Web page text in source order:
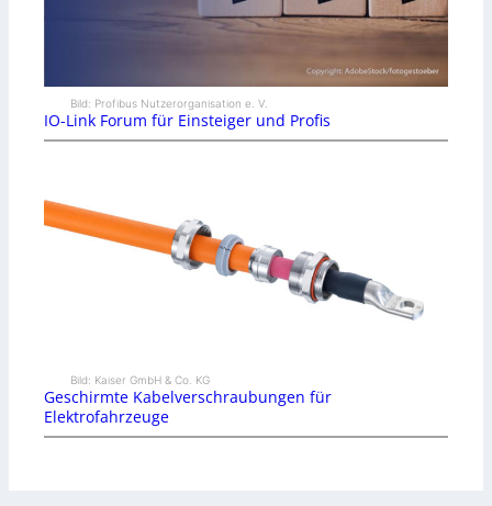
Bild: Profibus Nutzerorganisation e. V.
IO-Link Forum für Einsteiger und Profis
Bild: Kaiser GmbH & Co. KG
Geschirmte Kabelverschraubungen für
Elektrofahrzeuge